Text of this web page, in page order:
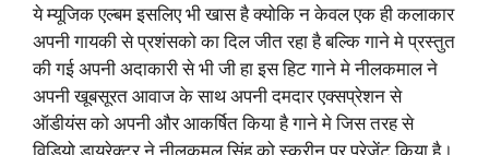
ये म्यूजिक एल्बम इसलिए भी खास है क्योकि न केवल एक ही कलाकार
अपनी गायकी से प्रशंसको का दिल जीत रहा है बल्कि गाने मे प्रस्तुत
की गई अपनी अदाकारी से भी जी हा इस हिट गाने मे नीलकमाल ने
अपनी खूबसूरत आवाज के साथ अपनी दमदार एक्सप्रेशन से
ऑडीयंस को अपनी और आकर्षित किया है गाने मे जिस तरह से